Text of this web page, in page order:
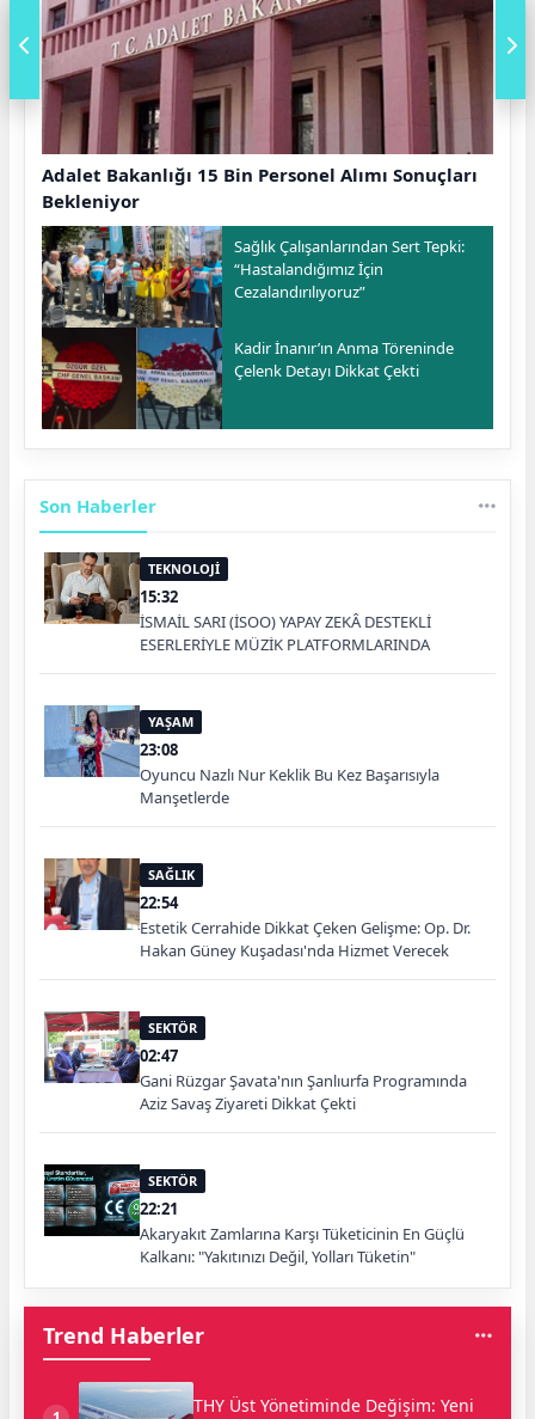
Adalet Bakanlığı 15 Bin Personel Alımı Sonuçları
Bekleniyor
Sağlık Çalışanlarından Sert Tepki:
“Hastalandığımız İçin
Cezalandırılıyoruz”
Kadir İnanır’ın Anma Töreninde
Çelenk Detayı Dikkat Çekti
Son Haberler
TEKNOLOJİ
15:32
İSMAİL SARI (İSOO) YAPAY ZEKÂ DESTEKLİ
ESERLERİYLE MÜZİK PLATFORMLARINDA
YAŞAM
23:08
Oyuncu Nazlı Nur Keklik Bu Kez Başarısıyla
Manşetlerde
SAĞLIK
22:54
Estetik Cerrahide Dikkat Çeken Gelişme: Op. Dr.
Hakan Güney Kuşadası'nda Hizmet Verecek
SEKTÖR
02:47
Gani Rüzgar Şavata'nın Şanlıurfa Programında
Aziz Savaş Ziyareti Dikkat Çekti
SEKTÖR
22:21
Akaryakıt Zamlarına Karşı Tüketicinin En Güçlü
Kalkanı: "Yakıtınızı Değil, Yolları Tüketin"
Trend Haberler
THY Üst Yönetiminde Değişim: Yeni